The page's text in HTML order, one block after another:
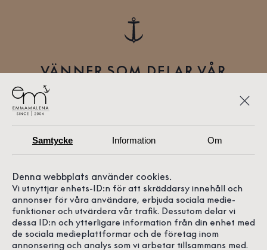
VÄNNER SOM DELAR VÅR
Vi älskar att lära känna nya människor, folk som delar
design. Och allt annat magiskt i livet. Här får du träffa
stilrent.
Samtycke Information Om
Denna webbplats använder cookies.
Vi utnyttjar enhets-ID:n för att skräddarsy innehåll och
annonser för våra användare, erbjuda sociala medie-
funktioner och utvärdera vår trafik. Dessutom delar vi
dessa ID:n och ytterligare information från din enhet med
de sociala medieplattformar och de företag inom
annonsering och analys som vi arbetar tillsammans med.